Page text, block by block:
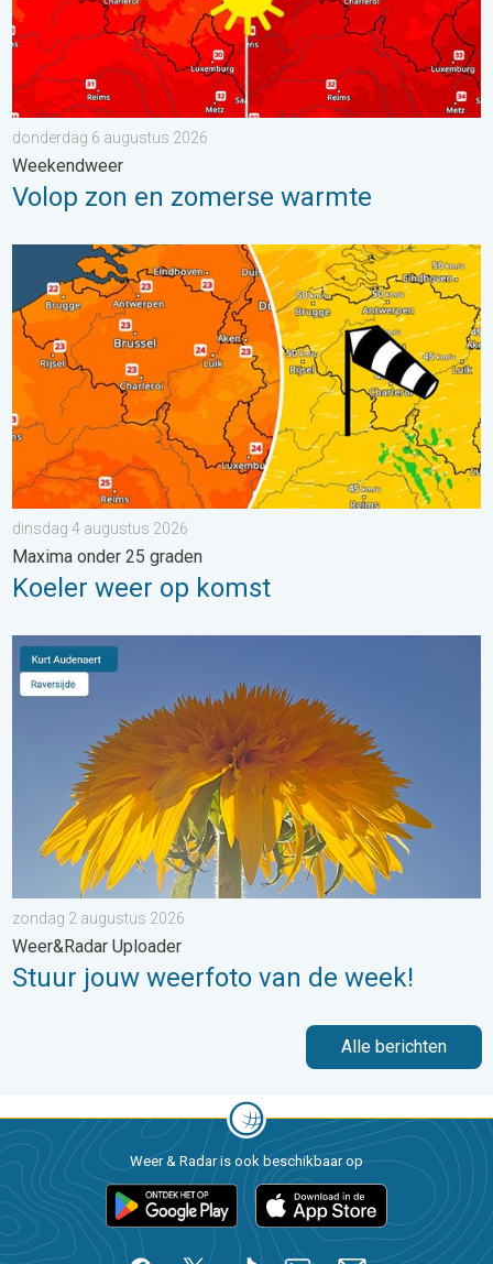
donderdag 6 augustus 2026
Weekendweer
Volop zon en zomerse warmte
Koeler weer op komst. Maxima onder 25 graden. . . dinsdag
dinsdag 4 augustus 2026
Maxima onder 25 graden
Koeler weer op komst
Stuur jouw weerfoto van de week!. Weer&Radar Uploader. . .
zondag 2 augustus 2026
Weer&Radar Uploader
Stuur jouw weerfoto van de week!
Alle berichten
Weer & Radar is ook beschikbaar op